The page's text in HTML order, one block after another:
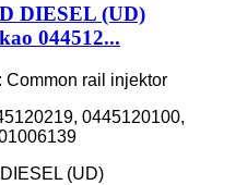
DIESEL (UD)
044512...
Common rail injektor
0445120100,
(UD)